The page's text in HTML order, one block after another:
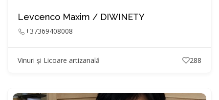
Levcenco Maxim / DIWINETY
+37369408008
Vinuri și Licoare artizanală 288